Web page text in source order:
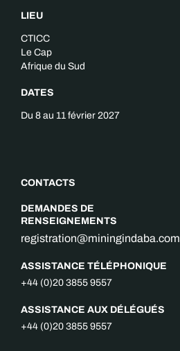
LIEU
CTICC
Le Cap
Afrique du Sud
DATES
Du 8 au 11 février 2027
CONTACTS
DEMANDES DE
RENSEIGNEMENTS
registration@miningindaba.com
ASSISTANCE TÉLÉPHONIQUE
+44 (0)20 3855 9557
ASSISTANCE AUX DÉLÉGUÉS
+44 (0)20 3855 9557